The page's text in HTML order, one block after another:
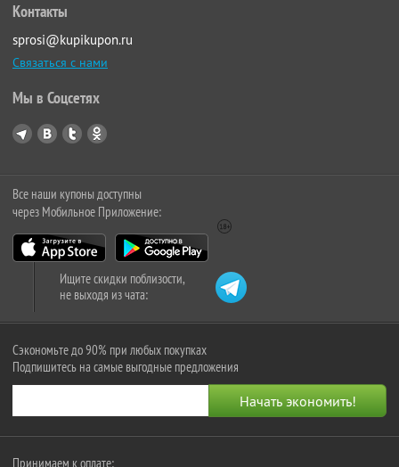
Контакты
sprosi@kupikupon.ru
Связаться с нами
Мы в Соцсетях
Все наши купоны доступны
через Мобильное Приложение:
Ищите скидки поблизости,
не выходя из чата:
Сэкономьте до 90% при любых покупках
Подпишитесь на самые выгодные предложения
Принимаем к оплате: